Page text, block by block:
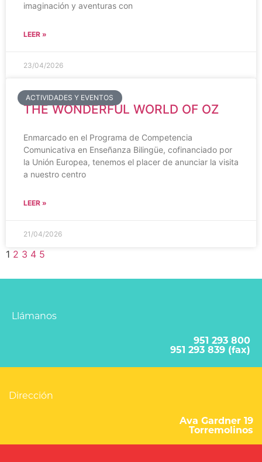
imaginación y aventuras con
LEER »
23/04/2026
ACTIVIDADES Y EVENTOS
THE WONDERFUL WORLD OF OZ
Enmarcado en el Programa de Competencia
Comunicativa en Enseñanza Bilingüe, cofinanciado por
la Unión Europea, tenemos el placer de anunciar la visita
a nuestro centro
LEER »
21/04/2026
1 2 3 4 5
Llámanos
951 293 800
951 293 839 (fax)
Dirección
Ava Gardner 19
Torremolinos